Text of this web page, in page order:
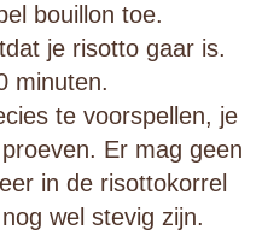
bouillon toe.
je risotto gaar is.
minuten.
te voorspellen, je
Er mag geen
in de risottokorrel
wel stevig zijn.